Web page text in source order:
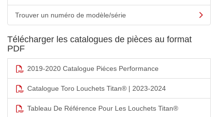
Trouver un numéro de modèle/série
Télécharger les catalogues de pièces au format
PDF
2019-2020 Catalogue Piéces Performance
Catalogue Toro Louchets Titan® | 2023-2024
Tableau De Référence Pour Les Louchets Titan®